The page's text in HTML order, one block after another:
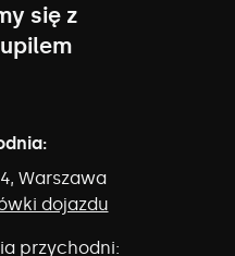
się z
Warszawa
dojazdu
przychodni: